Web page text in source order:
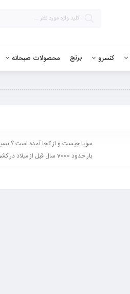
کنسرو برنج محصولات صبحانه
سویا چیست و از کجا آمده است ؟
بار حدود 7000 سال قبل از میلاد در کشور چین کشت شده است و یک محصول باستانی به ...